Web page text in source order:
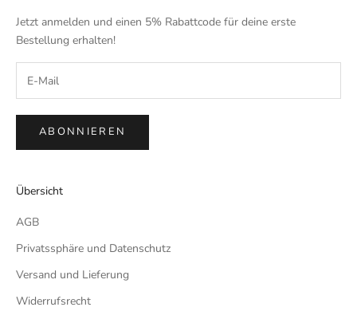
Jetzt anmelden und einen 5% Rabattcode für deine erste
Bestellung erhalten!
ABONNIEREN
Übersicht
AGB
Privatssphäre und Datenschutz
Versand und Lieferung
Widerrufsrecht